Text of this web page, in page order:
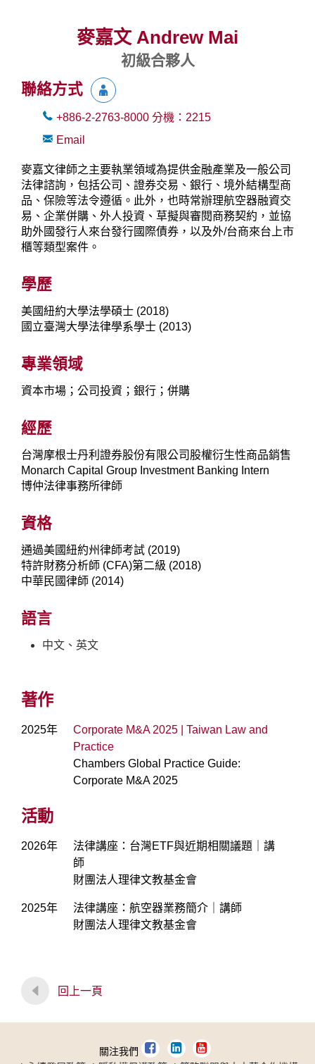
麥嘉文 Andrew Mai
初級合夥人
聯絡方式
+886-2-2763-8000 分機： 2215
Email
麥嘉文律師之主要執業領域為提供金融產業及一般公司
法律諮詢，包括公司、證券交易、銀行、境外結構型商
品、保險等法令遵循。此外，也時常辦理航空器融資交
易、企業併購、外人投資、草擬與審閱商務契約，並協
助外國發行人來台發行國際債券，以及外/台商來台上市
櫃等類型案件。
學歷
美國紐約大學法學碩士 (2018)
國立臺灣大學法律學系學士 (2013)
專業領域
資本市場；公司投資；銀行；併購
經歷
台灣摩根士丹利證券股份有限公司股權衍生性商品銷售
Monarch Capital Group Investment Banking Intern
博仲法律事務所律師
資格
通過美國紐約州律師考試 (2019)
特許財務分析師 (CFA)第二級 (2018)
中華民國律師 (2014)
語言
中文、英文
著作
2025年
Corporate M&A 2025 | Taiwan Law and
Practice
Chambers Global Practice Guide:
Corporate M&A 2025
活動
2026年
法律講座：台灣ETF與近期相關議題｜講
師
財團法人理律文教基金會
2025年
法律講座：航空器業務簡介｜講師
財團法人理律文教基金會
回上一頁
關注我們